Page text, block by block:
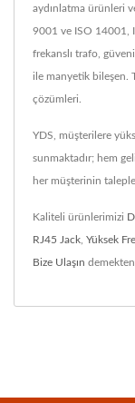
aydınlatma ürünleri
9001 ve ISO 14001,
frekanslı trafo,
ile manyetik bileşen.
çözümleri.
YDS, müşterilere
sunmaktadır; hem
her müşterinin
Kaliteli ürünlerimizi
RJ45 Jack Yüksek
Bize Ulaşın